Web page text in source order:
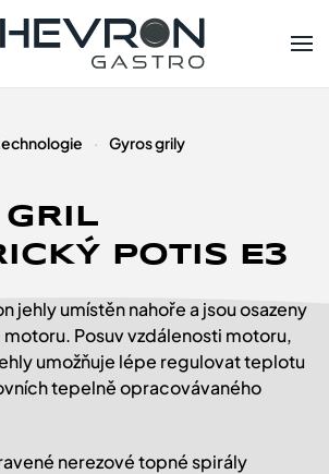
Gyros grily
GRIL
POTIS E3
jehly umístěn nahoře a jsou osazeny
Posuv vzdálenosti motoru,
umožňuje lépe regulovat teplotu
tepelně opracovávaného
nerezové topné spirály